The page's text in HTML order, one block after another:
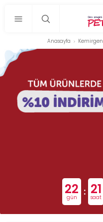
Anasayfa Kemirgen
22
gün : 21
saat